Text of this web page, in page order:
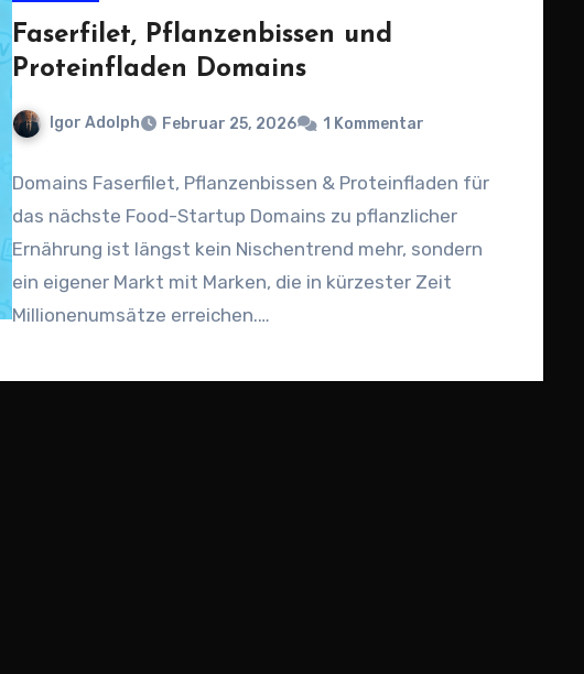
Faserfilet, Pflanzenbissen und
Proteinfladen Domains
Igor Adolph Februar 25, 2026 1 Kommentar
Domains Faserfilet, Pflanzenbissen & Proteinfladen für
das nächste Food-Startup Domains zu pflanzlicher
Ernährung ist längst kein Nischentrend mehr, sondern
ein eigener Markt mit Marken, die in kürzester Zeit
Millionenumsätze erreichen.…